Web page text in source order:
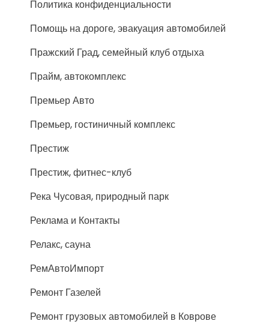
Политика конфиденциальности
Помощь на дороге, эвакуация автомобилей
Пражский Град, семейный клуб отдыха
Прайм, автокомплекс
Премьер Авто
Премьер, гостиничный комплекс
Престиж
Престиж, фитнес-клуб
Река Чусовая, природный парк
Реклама и Контакты
Релакс, сауна
РемАвтоИмпорт
Ремонт Газелей
Ремонт грузовых автомобилей в Коврове